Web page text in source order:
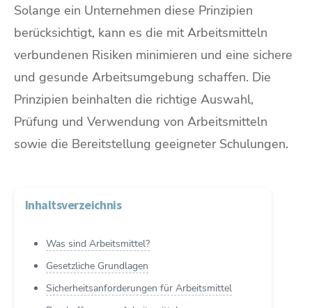
Solange ein Unternehmen diese Prinzipien
berücksichtigt, kann es die mit Arbeitsmitteln
verbundenen Risiken minimieren und eine sichere
und gesunde Arbeitsumgebung schaffen. Die
Prinzipien beinhalten die richtige Auswahl,
Prüfung und Verwendung von Arbeitsmitteln
sowie die Bereitstellung geeigneter Schulungen.
Inhaltsverzeichnis
Was sind Arbeitsmittel?
Gesetzliche Grundlagen
Sicherheitsanforderungen für Arbeitsmittel